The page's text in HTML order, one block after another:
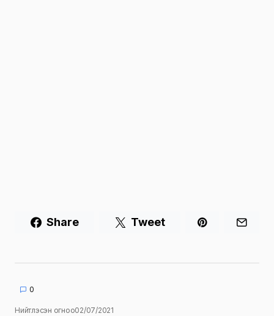
Share Tweet
0
Нийтлэсэн огноо02/07/2021